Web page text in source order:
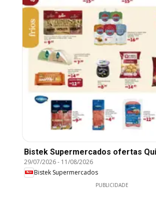
Bistek Supermercados ofertas
29/07/2026- 11/08/2026
Bistek Supermercados
PUBLICIDADE